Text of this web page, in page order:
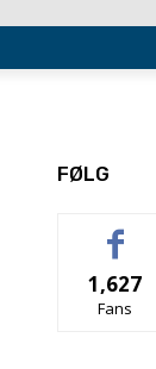
FØLG
1,627
Fans